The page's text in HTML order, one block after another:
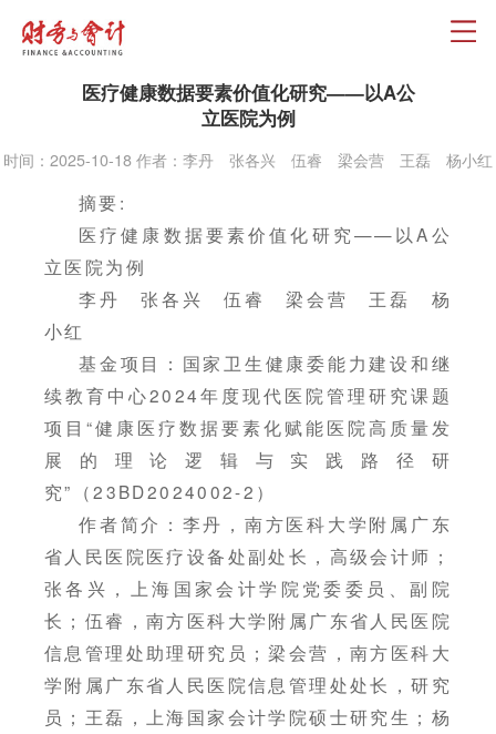
医疗健康数据要素价值化研究——以A公
立医院为例
时间：2025-10-18 作者：李丹 张各兴 伍睿 梁会营 王磊 杨小红
摘要:
医疗健康数据要素价值化研究——以A公
立医院为例
李丹 张各兴 伍睿 梁会营 王磊 杨
小红
基金项目：国家卫生健康委能力建设和继
续教育中心2024年度现代医院管理研究课题
项目“健康医疗数据要素化赋能医院高质量发
展的理论逻辑与实践路径研
究”（23BD2024002-2）
作者简介：李丹，南方医科大学附属广东
省人民医院医疗设备处副处长，高级会计师；
张各兴，上海国家会计学院党委委员、副院
长；伍睿，南方医科大学附属广东省人民医院
信息管理处助理研究员；梁会营，南方医科大
学附属广东省人民医院信息管理处处长，研究
员；王磊，上海国家会计学院硕士研究生；杨